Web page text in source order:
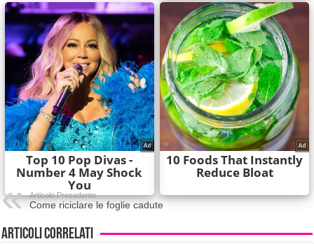
Articolo Precedente
Come riciclare le foglie cadute
Articoli correlati